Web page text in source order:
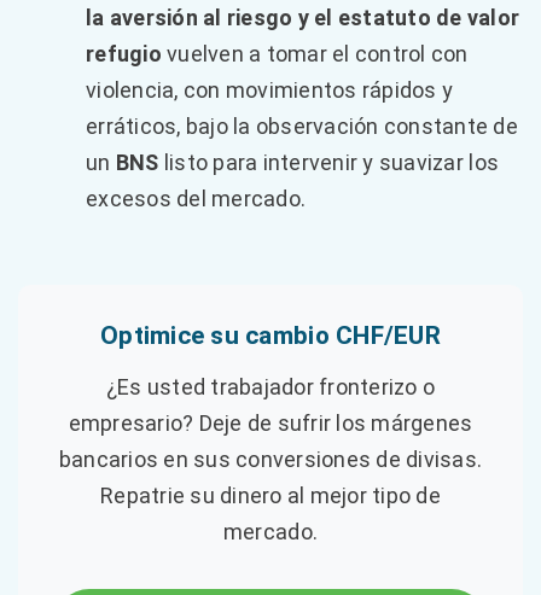
la aversión al riesgo y el estatuto de valor
refugio vuelven a tomar el control con
violencia, con movimientos rápidos y
erráticos, bajo la observación constante de
un BNS listo para intervenir y suavizar los
excesos del mercado.
Optimice su cambio CHF/EUR
¿Es usted trabajador fronterizo o
empresario? Deje de sufrir los márgenes
bancarios en sus conversiones de divisas.
Repatrie su dinero al mejor tipo de
mercado.